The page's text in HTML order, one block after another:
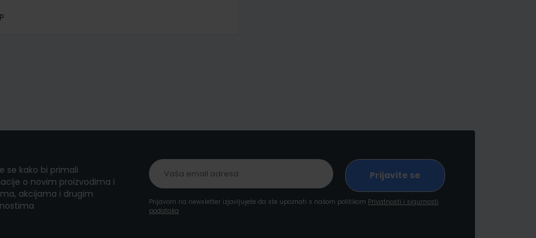
se kako bi primali
o novim proizvodima i
akcijama i drugim
Prijavom na newsletter izjavljujete da ste upoznati s našom politikom Privatnosti i sigurnosti
podataka